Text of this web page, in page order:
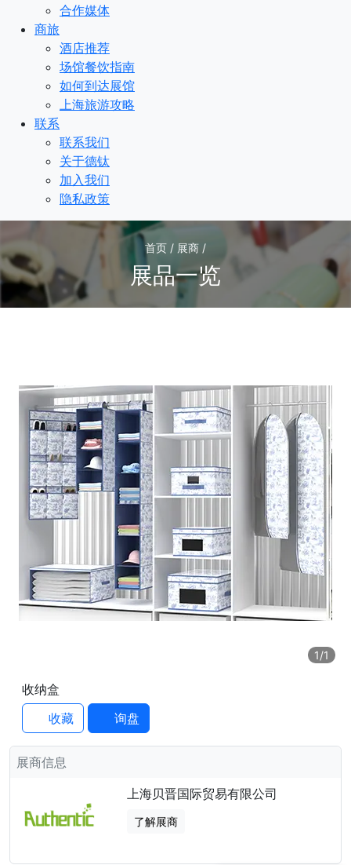
合作媒体
商旅
酒店推荐
场馆餐饮指南
如何到达展馆
上海旅游攻略
联系
联系我们
关于德钛
加入我们
隐私政策
首页 / 展商 /
展品一览
1/1
收纳盒
收藏
询盘
展商信息
上海贝晋国际贸易有限公司
了解展商